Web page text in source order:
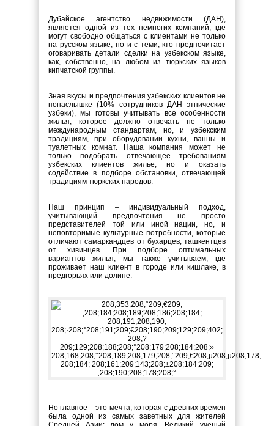
Дубайское агентство недвижимости (ДАН),
является одной из тех немногих компаний, где
могут свободно общаться с клиентами не только
на русском языке, но и с теми, кто предпочитает
оговаривать детали сделки на узбекском языке,
как, собственно, на любом из тюркских языков
кипчатской группы.
Зная вкусы и предпочтения узбекских клиентов не
понаслышке (10% сотрудников ДАН этнические
узбеки), мы готовы учитывать все особенности
жилья, которое должно отвечать не только
международным стандартам, но, и узбекским
традициям, при оборудовании кухни, ванны и
туалетных комнат. Наша компания может не
только подобрать отвечающее требованиям
узбекских клиентов жилье, но и оказать
содействие в подборе обстановки, отвечающей
традициям тюркских народов.
Наш принцип – индивидуальный подход,
учитывающий предпочтения не просто
представителей той или иной нации, но, и
неповторимые культурные потребности, которые
отличают самаркандцев от бухарцев, ташкентцев
от хивинцев. При подборе оптимальных
вариантов жилья, мы также учитываем, где
проживает наш клиент в городе или кишлаке, в
предгорьях или долине.
Но главное – это мечта, которая с древних времен
была одной из самых заветных для жителей